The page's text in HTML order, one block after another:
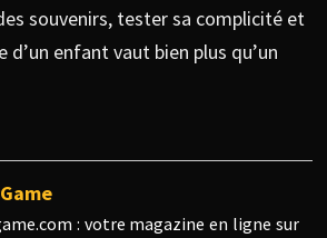
souvenirs, tester sa complicité et
d’un enfant vaut bien plus qu’un
: votre magazine en ligne sur